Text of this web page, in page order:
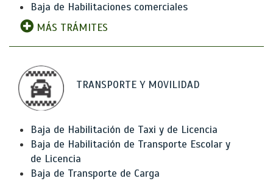
Baja de Habilitaciones comerciales
MÁS TRÁMITES
TRANSPORTE Y MOVILIDAD
Baja de Habilitación de Taxi y de Licencia
Baja de Habilitación de Transporte Escolar y
de Licencia
Baja de Transporte de Carga